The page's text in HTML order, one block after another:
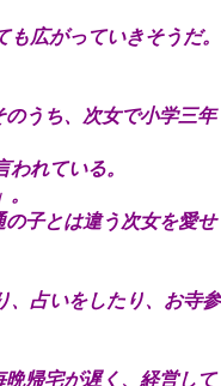
広がっていきそうだ。
うち、次女で小学三年
れている。
子とは違う次女を愛せ
、占いをしたり、お寺参
帰宅が遅く、経営して